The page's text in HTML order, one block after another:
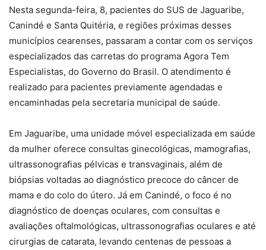
Nesta segunda-feira, 8, pacientes do SUS de Jaguaribe,
Canindé e Santa Quitéria, e regiões próximas desses
municípios cearenses, passaram a contar com os serviços
especializados das carretas do programa Agora Tem
Especialistas, do Governo do Brasil. O atendimento é
realizado para pacientes previamente agendadas e
encaminhadas pela secretaria municipal de saúde.
Em Jaguaribe, uma unidade móvel especializada em saúde
da mulher oferece consultas ginecológicas, mamografias,
ultrassonografias pélvicas e transvaginais, além de
biópsias voltadas ao diagnóstico precoce do câncer de
mama e do colo do útero. Já em Canindé, o foco é no
diagnóstico de doenças oculares, com consultas e
avaliações oftalmológicas, ultrassonografias oculares e até
cirurgias de catarata, levando centenas de pessoas a